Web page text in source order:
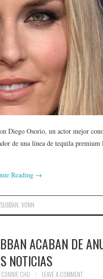
Diego Osorio, un actor mejor
de una línea de tequila premium
Reading →
,SUBBAN ,VONN
ACABAN DE
NOTICIAS
CONNIE CHU LEAVE A COMMENT